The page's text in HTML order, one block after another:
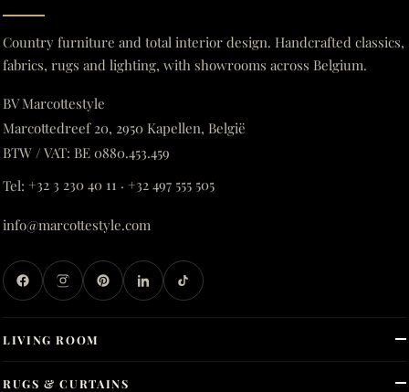
Country furniture and total interior design. Handcrafted classics,
fabrics, rugs and lighting, with showrooms across Belgium.
BV Marcottestyle
Marcottedreef 20, 2950 Kapellen, België
BTW / VAT: BE 0880.453.459
Tel: +32 3 230 40 11 · +32 497 555 505
info@marcottestyle.com
LIVING ROOM
RUGS & CURTAINS